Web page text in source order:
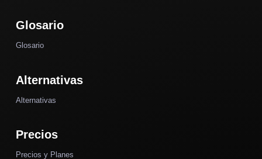
Glosario
Glosario
Alternativas
Alternativas
Precios
Precios y Planes